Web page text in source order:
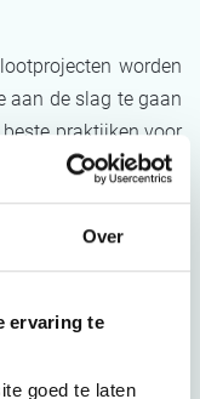
Over
ervaring te
goed te laten
worden
aan de slag te gaan
praktijken voor
op:
VLAIO in de